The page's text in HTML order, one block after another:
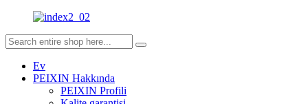
Ev
PEIXIN Hakkında
PEIXIN Profili